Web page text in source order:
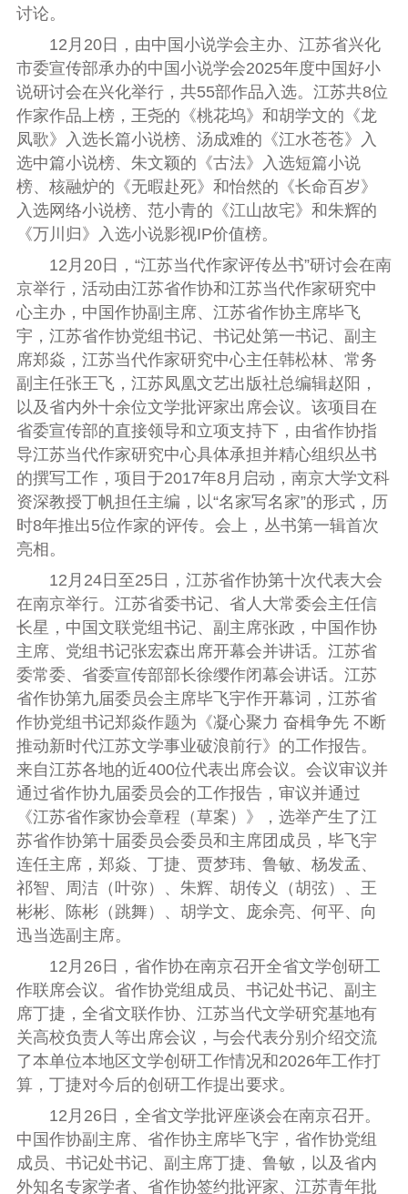
讨论。
12月20日，由中国小说学会主办、江苏省兴化
市委宣传部承办的中国小说学会2025年度中国好小
说研讨会在兴化举行， 共55部作品 入选。江苏共8位
作家作品上榜，王尧的《桃花坞》和胡学文的《龙
凤歌》入选长篇小说榜、汤成难的《江水苍苍》入
选中篇小说榜、朱文颖的《古法》入选短篇小说
榜、核融炉的《无暇赴死》和怡然的《长命百岁》
入选网络小说榜、范小青的《江山故宅》和朱辉的
《万川归》入选小说影视IP价值榜。
12月20日，“江苏当代作家评传丛书”研讨会在南
京举行，活动由江苏省作协和江苏当代作家研究中
心主办，中国作协副主席、江苏省作协主席毕飞
宇，江苏省作协党组书记、书记处第一书记、副主
席郑焱，江苏当代作家研究中心主任韩松林、常务
副主任张王飞，江苏凤凰文艺出版社总编辑赵阳，
以及省内外十余位文学批评家出席会议。 该项目在
省委宣传部的直接领导和立项支持下， 由省作协指
导江苏当代作家研究中心具体承担并精心组织丛书
的撰写工作， 项目于2017年8月启动，南京大学文科
资深教授丁帆担任主编，以“名家写名家”的形式，历
时8年推出5位作家的评传。会上，丛书第一辑首次
亮相。
12月24日至25日，江苏省作协第十次代表大会
在南京举行。江苏省委书记、省人大常委会主任信
长星，中国文联党组书记、副主席张政，中国作协
主席、党组书记张宏森出席开幕会并讲话。江苏省
委常委、省委宣传部部长徐缨作闭幕会讲话。江苏
省作协第九届委员会主席毕飞宇作开幕词，江苏省
作协党组书记郑焱作题为《凝心聚力 奋楫争先 不断
推动新时代江苏文学事业破浪前行》的工作报告。
来自江苏各地的近400位代表出席会议。会议审议并
通过省作协九届委员会的工作报告，审议并通过
《江苏省作家协会章程（草案）》，选举产生了江
苏省作协第十届委员会委员和主席团成员，毕飞宇
连任主席，郑焱、丁捷、贾梦玮、鲁敏、杨发孟、
祁智、周洁（叶弥）、朱辉、胡传义（胡弦）、王
彬彬、陈彬（跳舞）、胡学文、庞余亮、何平、向
迅当选副主席。
12月26日，省作协在南京召开全省文学创研工
作联席会议。省作协党组成员、书记处书记、副主
席丁捷，全省文联作协、江苏当代文学研究基地有
关高校负责人等出席会议，与会代表分别介绍交流
了本单位本地区文学创研工作情况和2026年工作打
算，丁捷对今后的创研工作提出要求。
12月26日，全省文学批评座谈会在南京召开。
中国作协副主席、省作协主席毕飞宇，省作协党组
成员、书记处书记、副主席丁捷、鲁敏，以及省内
外知名专家学者、省作协签约批评家、江苏青年批